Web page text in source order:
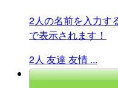
2人の名前を入力す
で表示されます！
2人 友達 友情 ...